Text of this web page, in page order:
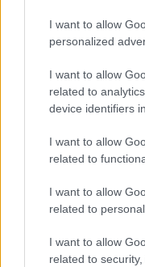
I want to allow
personalized
I want to allow
related to
device identifiers
I want to allow
related to
I want to allow
related to
I want to allow
related to
φιναλίστ ανά
την πρώτη
Οι δέκα
Μίλτος
Μόντο
κοντώ)
Μάθιου
μ.)
Τζέικομπ
1.500 μ./